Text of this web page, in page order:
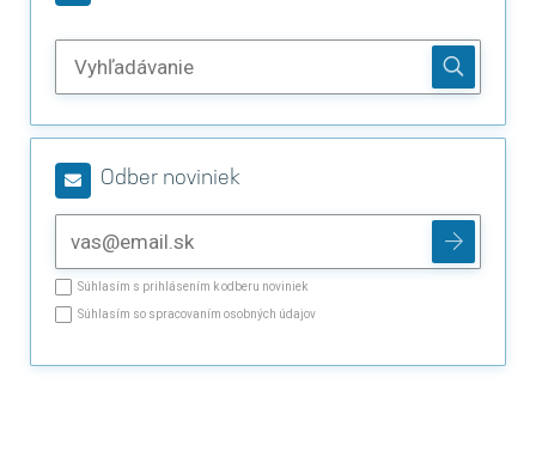
Odber noviniek
Súhlasím s prihlásením k odberu noviniek
Súhlasím so spracovaním osobných údajov